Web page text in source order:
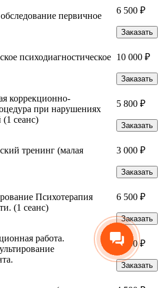
первичное
6 500 ₽
Заказать
психодиагностическое 10 000 ₽
Заказать
коррекционно-
при нарушениях
сеанс)
5 800 ₽
Заказать
тренинг (малая
3 000 ₽
Заказать
Психотерапия
(1 сеанс)
6 500 ₽
Заказать
работа.
5 800 ₽
Заказать